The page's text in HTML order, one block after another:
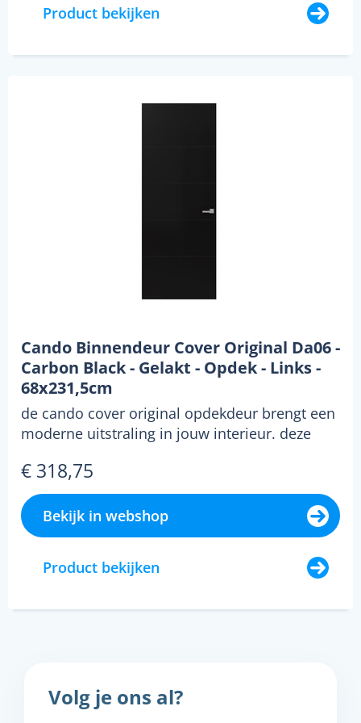
Product bekijken
Cando Binnendeur Cover Original Da06 -
Carbon Black - Gelakt - Opdek - Links -
68x231,5cm
de cando cover original opdekdeur brengt een
moderne uitstraling in jouw interieur. deze
€ 318,75
Bekijk in webshop
Product bekijken
Volg je ons al?